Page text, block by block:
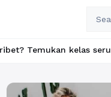
seru dan materi